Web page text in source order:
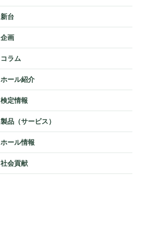
新台
企画
コラム
ホール紹介
検定情報
製品（サービス）
ホール情報
社会貢献